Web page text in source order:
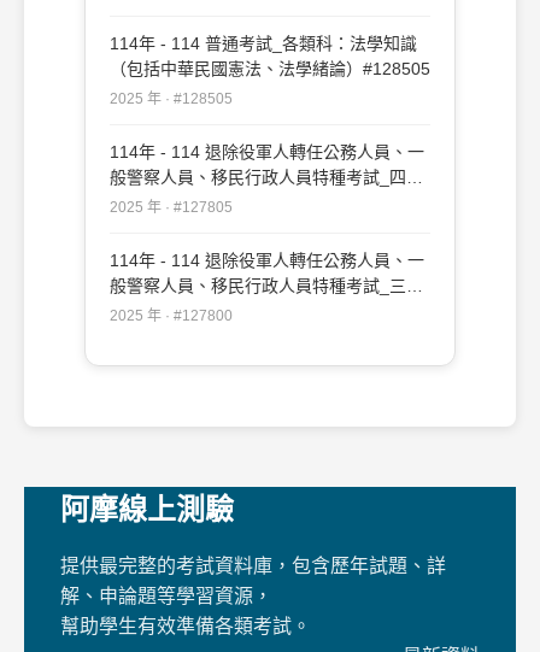
114年 - 114 普通考試_各類科：法學知識
（包括中華民國憲法、法學緒論）#128505
2025 年 · #128505
114年 - 114 退除役軍人轉任公務人員、一
般警察人員、移民行政人員特種考試_四等
_各類科、消防警察人員、移民行政：法學
#127805
2025 年 · #127805
114年 - 114 退除役軍人轉任公務人員、一
般警察人員、移民行政人員特種考試_三等
_各類科、各類別、移民行政：法學知識
2025 年 · #127800
阿摩線上測驗
提供最完整的考試資料庫，包含歷年試題、詳
解、申論題等學習資源，
幫助學生有效準備各類考試。